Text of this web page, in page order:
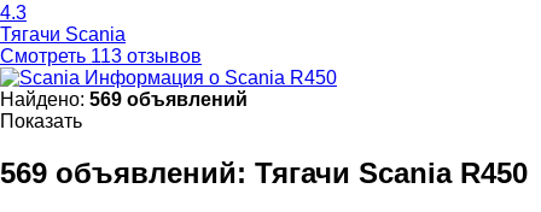
4.3
Тягачи Scania
Смотреть 113 отзывов
Информация о Scania R450
Найдено: 569 объявлений
Показать
569 объявлений: Тягачи Scania R450